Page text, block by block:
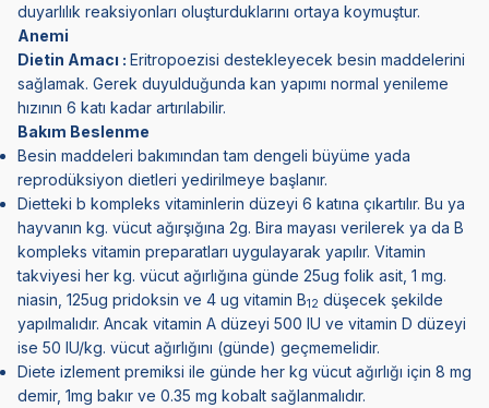
duyarlılık reaksiyonları oluşturduklarını ortaya koymuştur.
Anemi
Dietin Amacı : Eritropoezisi destekleyecek besin maddelerini
sağlamak. Gerek duyulduğunda kan yapımı normal yenileme
hızının 6 katı kadar artırılabilir.
Bakım Beslenme
Besin maddeleri bakımından tam dengeli büyüme yada
reprodüksiyon dietleri yedirilmeye başlanır.
Dietteki b kompleks vitaminlerin düzeyi 6 katına çıkartılır. Bu ya
hayvanın kg. vücut ağırşığına 2g. Bira mayası verilerek ya da B
kompleks vitamin preparatları uygulayarak yapılır. Vitamin
takviyesi her kg. vücut ağırlığına günde 25ug folik asit, 1 mg.
niasin, 125ug pridoksin ve 4 ug vitamin B12 düşecek şekilde
yapılmalıdır. Ancak vitamin A düzeyi 500 IU ve vitamin D düzeyi
ise 50 IU/kg. vücut ağırlığını (günde) geçmemelidir.
Diete izlement premiksi ile günde her kg vücut ağırlığı için 8 mg
demir, 1mg bakır ve 0.35 mg kobalt sağlanmalıdır.